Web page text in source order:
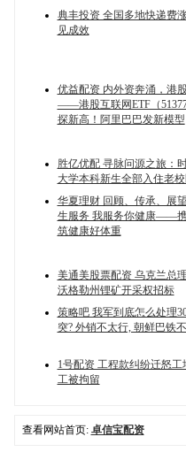
典丰投资 全国多地快递费
见成效
优益配资 内外资奔涌，港
——港股互联网ETF（
探新高！阿里巴巴发新模型
胜亿优配 寻脉问源之旅：
大学本科新生全部入住老
华夏理财 回顾、传承、展
生服务 我服务你健康——
筑健康好体重
美通美股票配资 乌克兰总
沃格勒州锂矿开采权招标
策略吧 我军到底怎么处理
突? 外销不太行, 朝鲜巴铁
1号配资 工程款纠纷迁怒工
工被拘留
查看网站首页: 卓信宝配资